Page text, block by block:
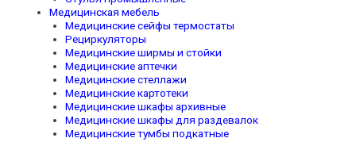
Медицинская мебель
Медицинские сейфы термостаты
Рециркуляторы
Медицинские ширмы и стойки
Медицинские аптечки
Медицинские стеллажи
Медицинские картотеки
Медицинские шкафы архивные
Медицинские шкафы для раздевалок
Медицинские тумбы подкатные